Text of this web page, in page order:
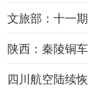
文旅部：十一
陕西：秦陵铜
四川航空陆续